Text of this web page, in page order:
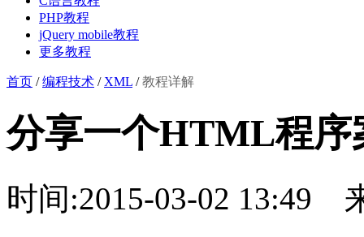
PHP教程
jQuery mobile教程
更多教程
首页 /编程技术 / XML /教程详解
分享一个HTML程序
时间:2015-03-02 13:49